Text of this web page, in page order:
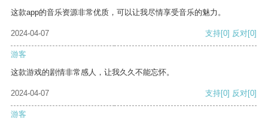
这款app的音乐资源非常优质，可以让我尽情享受音乐的魅力。
2024-04-07 支持[0] 反对[0]
游客
这款游戏的剧情非常感人，让我久久不能忘怀。
2024-04-07 支持[0] 反对[0]
游客